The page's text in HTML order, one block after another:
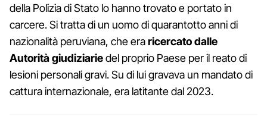
della Polizia di Stato lo hanno trovato e portato in
carcere. Si tratta di un uomo di quarantotto anni di
nazionalità peruviana, che eraricercato dalle
Autorità giudiziariedel proprio Paese per il reato di
lesioni personali gravi. Su di lui gravava un mandato di
cattura internazionale, era latitante dal 2023.